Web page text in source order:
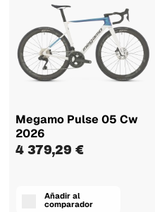
Megamo Pulse 05 Cw
2026
4 379,29 €
Añadir al
comparador